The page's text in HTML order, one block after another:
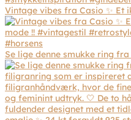
Vintage vibes fra Casio ✨ Et
Se lige denne smukke ring